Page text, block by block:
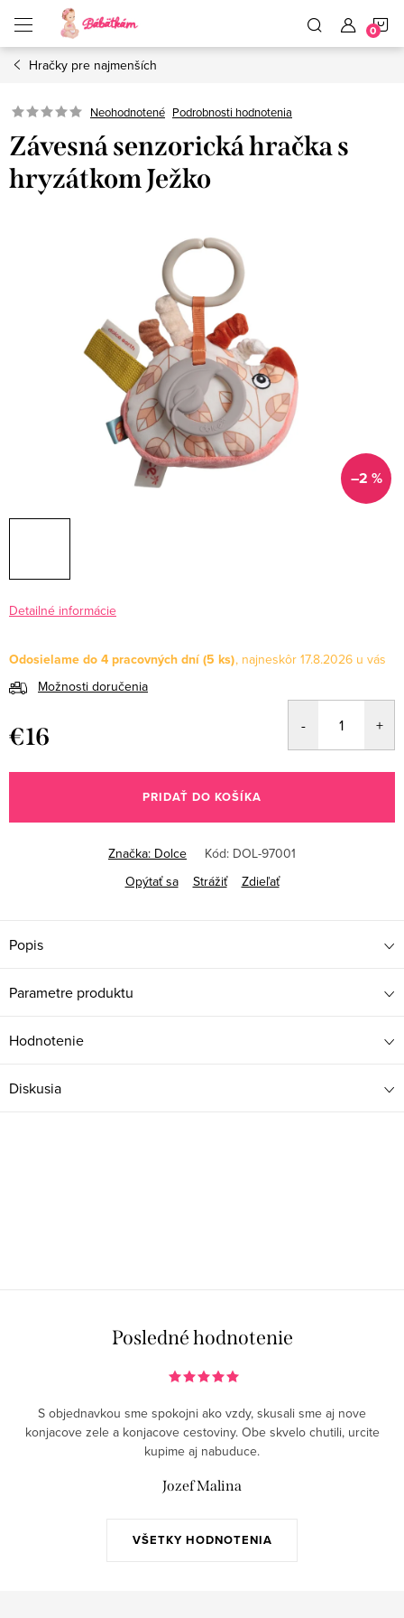
obsah
Hračky pre najmenších
Neohodnotené Podrobnosti hodnotenia
Závesná senzorická hračka s
hryzátkom Ježko
–2 %
Detailné informácie
Odosielame do 4 pracovných dní(5 ks)
17.8.2026
Možnosti doručenia
€16
cena:
PRIDAŤ DO KOŠÍKA
Značka: Dolce Kód: DOL-97001
Opýtať sa
Strážiť Zdieľať
Popis
Parametre produktu
Hodnotenie
Diskusia
Posledné hodnotenie
VŠETKY HODNOTENIA
S objednavkou sme spokojni ako vzdy, skusali sme aj nove
konjacove zele a konjacove cestoviny. Obe skvelo chutili, urcite
kupime aj nabuduce.
Jozef Malina